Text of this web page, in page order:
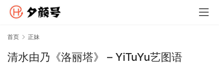
首页 正妹
清水由乃《洛丽塔》 – YiTuYu艺图语